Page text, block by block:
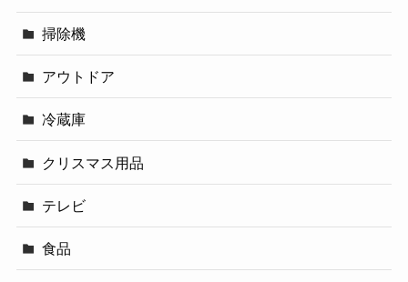
掃除機
アウトドア
冷蔵庫
クリスマス用品
テレビ
食品